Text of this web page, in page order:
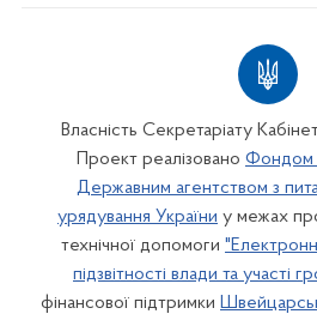
Власність Секретаріату
Проект реалізовано Фондом
Державним агентством з
урядування України у межах
технічної допомоги
підзвітності влади та участі
фінансової підтримки